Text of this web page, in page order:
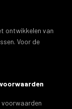
ontwikkelen van
Voor de
voorwaarden